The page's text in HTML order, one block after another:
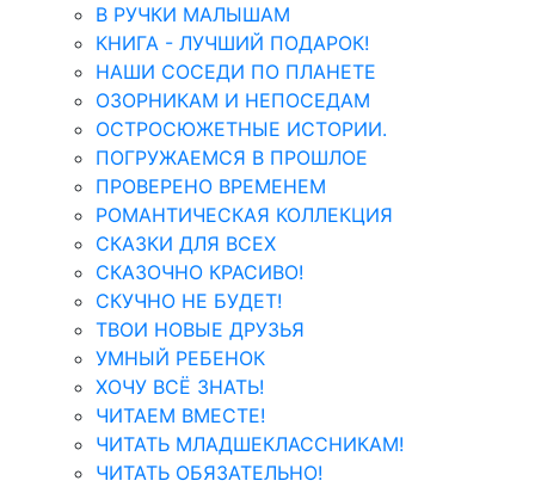
В РУЧКИ МАЛЫШАМ
КНИГА - ЛУЧШИЙ ПОДАРОК!
НАШИ СОСЕДИ ПО ПЛАНЕТЕ
ОЗОРНИКАМ И НЕПОСЕДАМ
ОСТРОСЮЖЕТНЫЕ ИСТОРИИ.
ПОГРУЖАЕМСЯ В ПРОШЛОЕ
ПРОВЕРЕНО ВРЕМЕНЕМ
РОМАНТИЧЕСКАЯ КОЛЛЕКЦИЯ
СКАЗКИ ДЛЯ ВСЕХ
СКАЗОЧНО КРАСИВО!
СКУЧНО НЕ БУДЕТ!
ТВОИ НОВЫЕ ДРУЗЬЯ
УМНЫЙ РЕБЕНОК
ХОЧУ ВСЁ ЗНАТЬ!
ЧИТАЕМ ВМЕСТЕ!
ЧИТАТЬ МЛАДШЕКЛАССНИКАМ!
ЧИТАТЬ ОБЯЗАТЕЛЬНО!